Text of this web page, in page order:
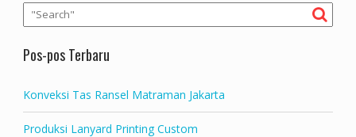
Pos-pos Terbaru
Konveksi Tas Ransel Matraman Jakarta
Produksi Lanyard Printing Custom